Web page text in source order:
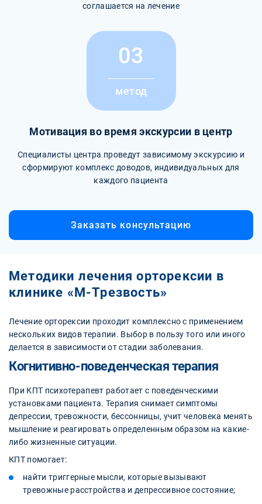
соглашается на лечение
03
метод
Мотивация во время экскурсии в центр
Специалисты центра проведут зависимому экскурсию и
сформируют комплекс доводов, индивидуальных для
каждого пациента
Заказать консультацию
Методики лечения орторексии в
клинике «М-Трезвость»
Лечение орторексии проходит комплексно с применением
нескольких видов терапии. Выбор в пользу того или иного
делается в зависимости от стадии заболевания.
Когнитивно-поведенческая терапия
При КПТ психотерапевт работает с поведенческими
установками пациента. Терапия снимает симптомы
депрессии, тревожности, бессонницы, учит человека менять
мышление и реагировать определенным образом на какие-
либо жизненные ситуации.
КПТ помогает:
найти триггерные мысли, которые вызывают
тревожные расстройства и депрессивное состояние;